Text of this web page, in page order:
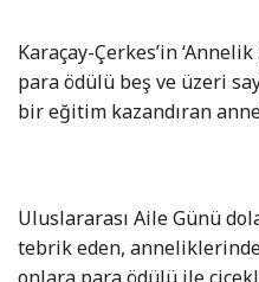
Karaçay-Çerkes’in
para ödülü beş ve üzeri
bir eğitim kazandıran
Uluslararası Aile Günü
tebrik eden,